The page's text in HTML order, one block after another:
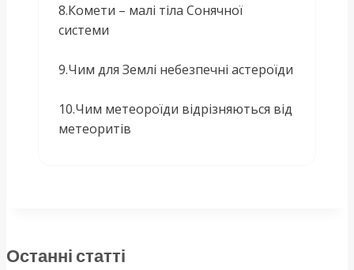
8.Комети – малі тіла Сонячної
системи
9.Чим для Землі небезпечні астероїди
10.Чим метеороїди відрізняються від
метеоритів
Останні статті